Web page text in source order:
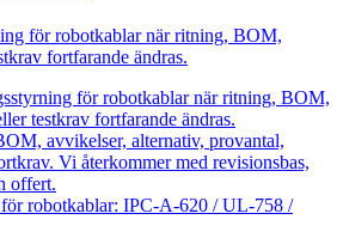
för robotkablar när ritning, BOM,
fortfarande ändras.
för robotkablar när ritning, BOM,
testkrav fortfarande ändras.
avvikelser, alternativ, provantal,
Vi återkommer med revisionsbas,
offert.
robotkablar: IPC-A-620 / UL-758 /